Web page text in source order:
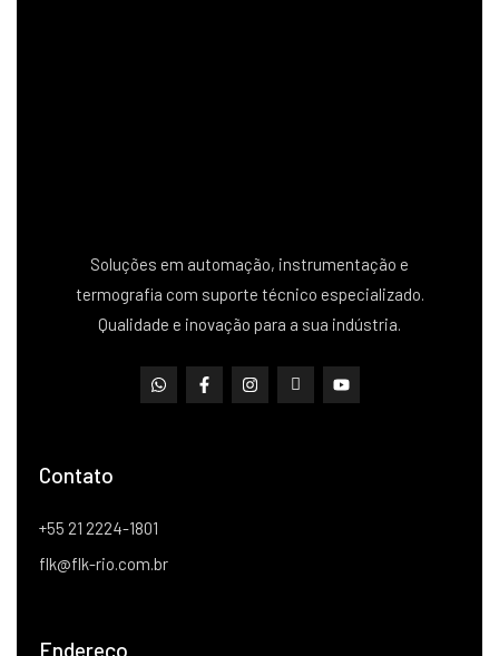
Soluções em automação, instrumentação e
termografia com suporte técnico especializado.
Qualidade e inovação para a sua indústria.
Contato
+55 21 2224-1801
flk@flk-rio.com.br
Endereço